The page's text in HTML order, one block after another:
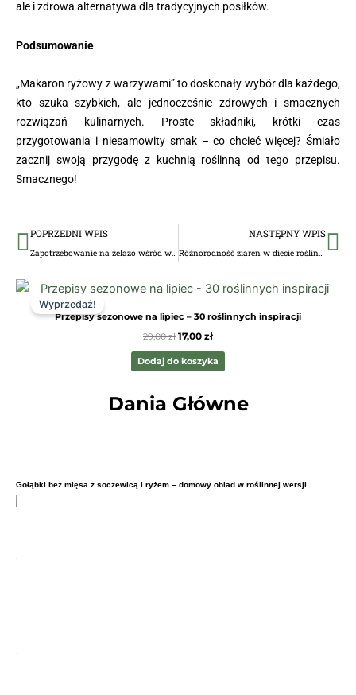
ale i zdrowa alternatywa dla tradycyjnych posiłków.
Podsumowanie
„Makaron ryżowy z warzywami” to doskonały wybór dla każdego,
kto szuka szybkich, ale jednocześnie zdrowych i smacznych
rozwiązań kulinarnych. Proste składniki, krótki czas
przygotowania i niesamowity smak – co chcieć więcej? Śmiało
zacznij swoją przygodę z kuchnią roślinną od tego przepisu.
Smacznego!
Prev
POPRZEDNI WPIS NASTĘPNY WPIS
Wyprzedaż!
Przepisy sezonowe na lipiec – 30 roślinnych inspiracji
29,00zł
Pierwotna
cena
29,00 zł.
17,00 zł
Aktualna
cena
17,00 zł.
Dodaj do koszyka
Dania Główne
Gołąbki bez mięsa z soczewicą i ryżem – domowy obiad w roślinnej wersji